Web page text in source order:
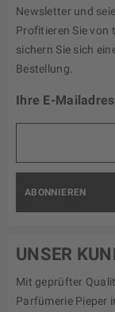
Newsletter und
Profitieren Sie von
sichern Sie sich
Bestellung.
Ihre E-
ABONNIEREN
UNSER
Mit geprüfter
Parfümerie Pieper